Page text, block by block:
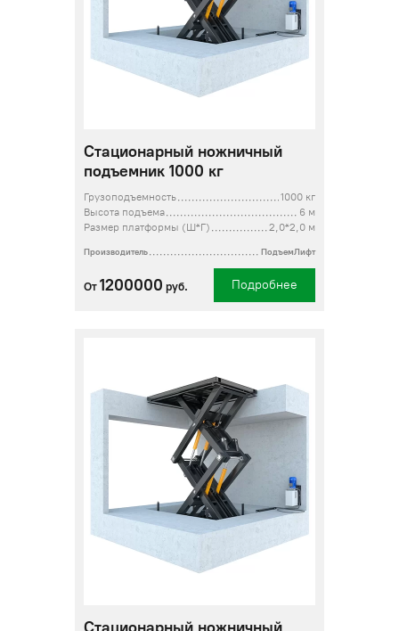
Стационарный ножничный
подъемник 1000 кг
Грузоподъемность
1000 кг
Высота подъема
6 м
Размер платформы (Ш*Г)
2,0*2,0 м
Производитель ПодъемЛифт
От 1200000 руб. Подробнее